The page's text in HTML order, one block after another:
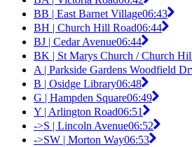
BB | East Barnet Village06:43
BH | Church Hill Road06:44
BJ | Cedar Avenue06:44
BK | St Marys Church / Church
A | Parkside Gardens Woodfield
B | Osidge Library06:48
G | Hampden Square06:49
Y | Arlington Road06:51
->S | Lincoln Avenue06:52
->SW | Morton Way06:53